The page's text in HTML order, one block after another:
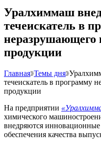
Уралхиммаш
течеискатель в
неразрушающего
продукции
Главная Темы дня
течеискатель в программу
продукции
На предприятии
химического
внедряются
обеспечения качества